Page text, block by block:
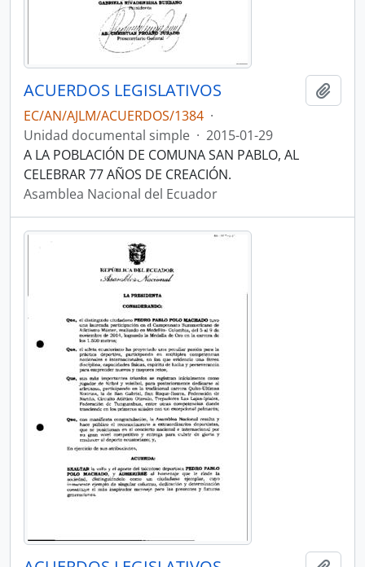
ACUERDOS LEGISLATIVOS
EC/AN/AJLM/ACUERDOS/1384 ·
Unidad documental simple · 2015-01-29
A LA POBLACIÓN DE COMUNA SAN PABLO, AL
CELEBRAR 77 AÑOS DE CREACIÓN.
Asamblea Nacional del Ecuador